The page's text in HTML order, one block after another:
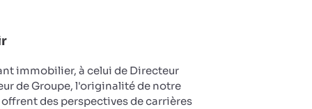
immobilier, à celui de Directeur
de Groupe, l'originalité de notre
des perspectives de carrières